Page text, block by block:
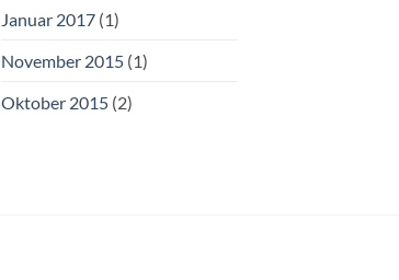
Januar 2017(1)
November 2015(1)
Oktober 2015(2)